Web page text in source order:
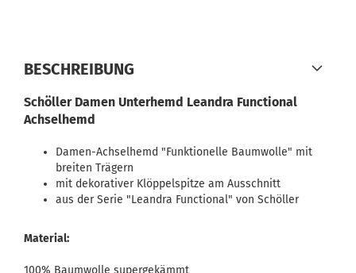
BESCHREIBUNG
Schöller Damen Unterhemd Leandra Functional
Achselhemd
Damen-Achselhemd "Funktionelle Baumwolle" mit
breiten Trägern
mit dekorativer Klöppelspitze am Ausschnitt
aus der Serie "Leandra Functional" von Schöller
Material:
100% Baumwolle supergekämmt